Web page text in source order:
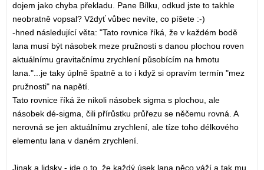
dojem jako chyba překladu. Pane Bílku, odkud jste to takhle
neobratně vopsal? Vždyť vůbec nevíte, co píšete :-)
-hned následující věta: "Tato rovnice říká, že v každém bodě
lana musí být násobek meze pružnosti s danou plochou roven
aktuálnímu gravitačnímu zrychlení působícím na hmotu
lana."...je taky úplně špatně a to i když si opravím termín "mez
pružnosti" na napětí.
Tato rovnice říká že nikoli násobek sigma s plochou, ale
násobek dé-sigma, čili přírůstku průřezu se něčemu rovná. A
nerovná se jen aktuálnímu zrychlení, ale tíze toho délkového
elementu lana v daném zrychlení.
Jinak a lidsky - jde o to, že každý úsek lana něco váží a tak mu